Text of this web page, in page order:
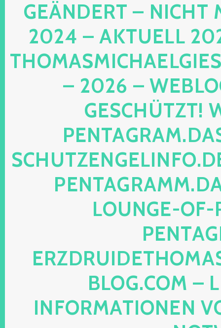
EÄNDERT – NICHT
024 – AKTUELL
2026 – WEBLOG
SCHÜTZT!
NTAGRAM.DAS-
HUTZENGELINFO.DE,
UNGE-OF-
OG.COM –
FORMATIONEN